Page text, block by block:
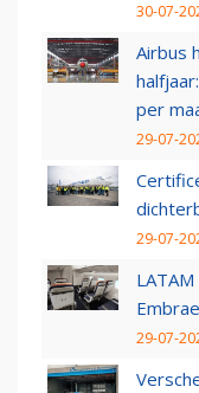
30-07-
Airbus
per
29-07-
29-07-
29-07-